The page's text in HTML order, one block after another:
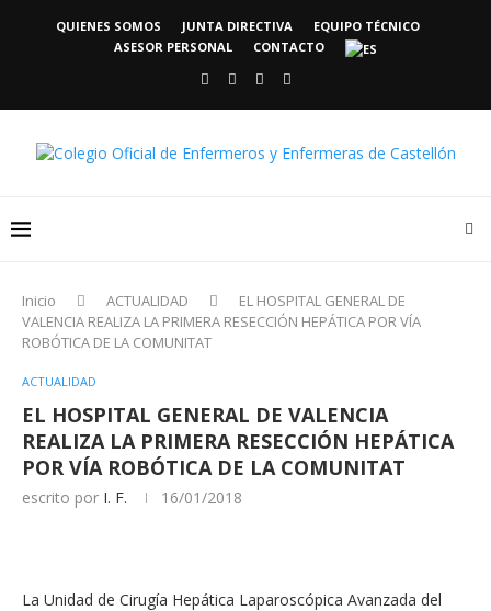
QUIENES SOMOS JUNTA DIRECTIVA
EQUIPO TÉCNICO
ASESOR PERSONAL
CONTACTO
Inicio ACTUALIDAD
EL HOSPITAL GENERAL DE
VALENCIA REALIZA LA PRIMERA RESECCIÓN HEPÁTICA POR VÍA
ROBÓTICA DE LA COMUNITAT
ACTUALIDAD
EL HOSPITAL GENERAL DE VALENCIA
REALIZA LA PRIMERA RESECCIÓN HEPÁTICA
POR VÍA ROBÓTICA DE LA COMUNITAT
escrito por I. F. 16/01/2018
La Unidad de Cirugía Hepática Laparoscópica Avanzada del